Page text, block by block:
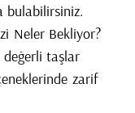
bulabilirsiniz.
Neler Bekliyor?
değerli taşlar
zarif